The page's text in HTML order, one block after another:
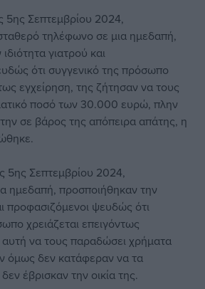
5ης Σεπτεμβρίου 2024,
τηλέφωνο σε μια ημεδαπή,
γιατρού και
ότι συγγενικό της πρόσωπο
εγχείρηση, της ζήτησαν να τους
ποσό των 30.000 ευρώ, πλην
σε βάρος της απόπειρα απάτης, η
5ης Σεπτεμβρίου 2024,
ημεδαπή, προσποιήθηκαν την
προφασιζόμενοι ψευδώς ότι
χρειάζεται επειγόντως
αυτή να τους παραδώσει χρήματα
όμως δεν κατάφεραν να τα
έβρισκαν την οικία της.